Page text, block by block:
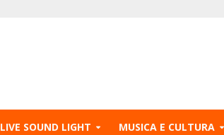
LIVE SOUND LIGHT MUSICA E CULTURA